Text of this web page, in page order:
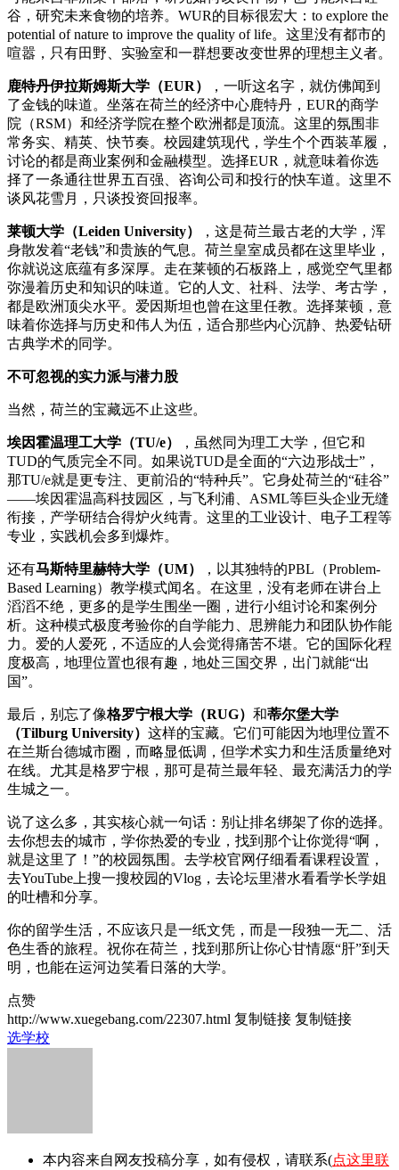
谷，研究未来食物的培养。WUR的目标很宏大：to explore the
potential of nature to improve the quality of life。这里没有都市的
喧嚣，只有田野、实验室和一群想要改变世界的理想主义者。
鹿特丹伊拉斯姆斯大学（EUR）
，一听这名字，就仿佛闻到
了金钱的味道。坐落在荷兰的经济中心鹿特丹，EUR的商学
院（RSM）和经济学院在整个欧洲都是顶流。这里的氛围非
常务实、精英、快节奏。校园建筑现代，学生个个西装革履，
讨论的都是商业案例和金融模型。选择EUR，就意味着你选
择了一条通往世界五百强、咨询公司和投行的快车道。这里不
谈风花雪月，只谈投资回报率。
莱顿大学（Leiden University）
，这是荷兰最古老的大学，浑
身散发着“老钱”和贵族的气息。荷兰皇室成员都在这里毕业，
你就说这底蕴有多深厚。走在莱顿的石板路上，感觉空气里都
弥漫着历史和知识的味道。它的人文、社科、法学、考古学，
都是欧洲顶尖水平。爱因斯坦也曾在这里任教。选择莱顿，意
味着你选择与历史和伟人为伍，适合那些内心沉静、热爱钻研
古典学术的同学。
不可忽视的实力派与潜力股
当然，荷兰的宝藏远不止这些。
埃因霍温理工大学（TU/e）
，虽然同为理工大学，但它和
TUD的气质完全不同。如果说TUD是全面的“六边形战士”，
那TU/e就是更专注、更前沿的“特种兵”。它身处荷兰的“硅谷”
——埃因霍温高科技园区，与飞利浦、ASML等巨头企业无缝
衔接，产学研结合得炉火纯青。这里的工业设计、电子工程等
专业，实践机会多到爆炸。
还有马斯特里赫特大学（UM）
，以其独特的PBL（Problem-
Based Learning）教学模式闻名。在这里，没有老师在讲台上
滔滔不绝，更多的是学生围坐一圈，进行小组讨论和案例分
析。这种模式极度考验你的自学能力、思辨能力和团队协作能
力。爱的人爱死，不适应的人会觉得痛苦不堪。它的国际化程
度极高，地理位置也很有趣，地处三国交界，出门就能“出
国”。
最后，别忘了像格罗宁根大学（RUG） 和蒂尔堡大学
（Tilburg University） 这样的宝藏。它们可能因为地理位置不
在兰斯台德城市圈，而略显低调，但学术实力和生活质量绝对
在线。尤其是格罗宁根，那可是荷兰最年轻、最充满活力的学
生城之一。
说了这么多，其实核心就一句话：别让排名绑架了你的选择。
去你想去的城市，学你热爱的专业，找到那个让你觉得“啊，
就是这里了！”的校园氛围。去学校官网仔细看看课程设置，
去YouTube上搜一搜校园的Vlog，去论坛里潜水看看学长学姐
的吐槽和分享。
你的留学生活，不应该只是一纸文凭，而是一段独一无二、活
色生香的旅程。祝你在荷兰，找到那所让你心甘情愿“肝”到天
明，也能在运河边笑看日落的大学。
点赞
http://www.xuegebang.com/22307.html 复制链接 复制链接
选学校
本内容来自网友投稿分享，如有侵权，请联系(点这里联